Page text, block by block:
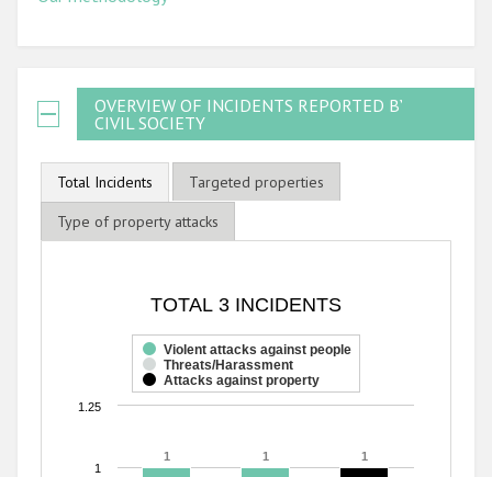
OVERVIEW OF INCIDENTS REPORTED BY
CIVIL SOCIETY
Total Incidents
Targeted properties
Type of property attacks
Bar chart with 3 data series.
The chart has 1 X axis displaying categories.
The chart has 1 Y axis displaying values. Range: 0 to 1.25.
TOTAL 3 INCIDENTS
1
1 1
1 1
1
Violent attacks against people
Threats/Harassment
Attacks against property
1
1.25